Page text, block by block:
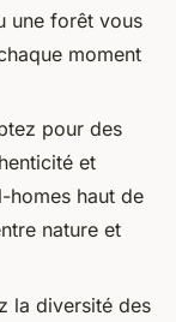
une forêt vous
moment
pour des
et
homes haut de
nature et
la diversité des